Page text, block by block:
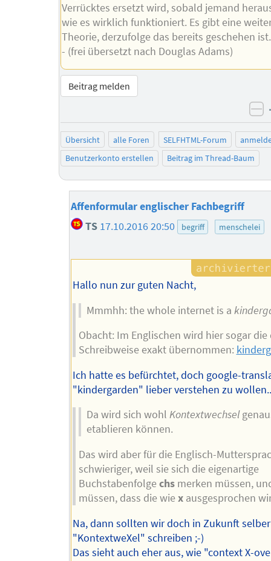
Verrücktes ersetzt wird, sobald jemand
wie es wirklich funktioniert. Es gibt eine
Theorie, derzufolge das bereits geschehen ist.
- (frei übersetzt nach Douglas Adams)
Beitrag melden
Übersicht alle Foren SELFHTML-Forum
Benutzerkonto erstellen
Beitrag im Thread-Baum
Affenformular englischer Fachbegriff
TS 17.10.2016 20:50 begriff menschelei
Hallo nun zur guten Nacht,
Mmmhh: the whole internet is a
Obacht: Im Englischen wird hier sogar die
Schreibweise exakt übernommen:
Ich hatte es befürchtet, doch google-
"kindergarden" lieber verstehen zu
Da wird sich wohl Kontextwechsel
etablieren können.
Das wird aber für die Englisch-
schwieriger, weil sie sich die eigenartige
Buchstabenfolgechsmerken müssen,
müssen, dass die wiexausgesprochen
Na, dann sollten wir doch in Zukunft selber
"KontextweXel" schreiben ;-)
Das sieht auch eher aus, wie "context X-